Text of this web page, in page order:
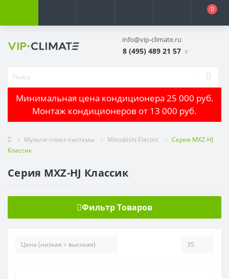
0
info@vip-climate.ru
8 (495) 489 21 57
Минимальная цена кондиционера 25 000 руб.
Монтаж кондиционеров от 13 000 руб.
Мульти-сплит-системы Mitsubishi Electric
Серия MXZ-HJ
Классик
Серия MXZ-HJ Классик
Фильтр Товаров